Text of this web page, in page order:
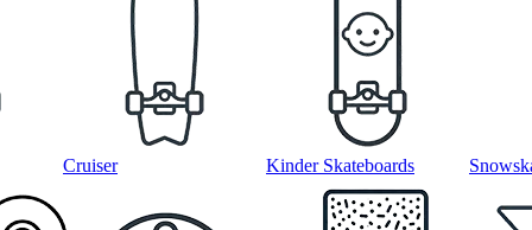
Cruiser Kinder Skateboards